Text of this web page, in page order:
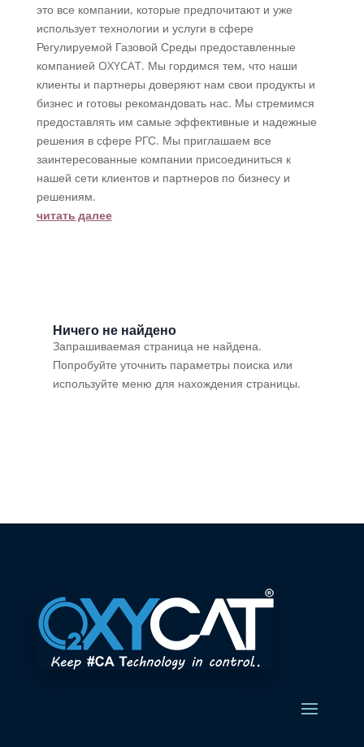
это все компании, которые предпочитают и уже
использует технологии и услуги в сфере
Регулируемой Газовой Среды предоставленные
компанией OXYCAT. Мы гордимся тем, что наши
клиенты и партнеры доверяют нам свои продукты и
бизнес и готовы рекомандовать нас. Мы стремимся
предоставлять им самые эффективные и надежные
решения в сфере РГС. Мы приглашаем все
заинтересованные компании присоединиться к
нашей сети клиентов и партнеров по бизнесу и
решениям.
читать далее
Ничего не найдено
Запрашиваемая страница не найдена.
Попробуйте уточнить параметры поиска или
используйте меню для нахождения страницы.